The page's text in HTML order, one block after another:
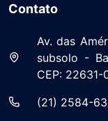
Contato
Av. das
subsolo -
CEP: 22631-
(21) 2584-